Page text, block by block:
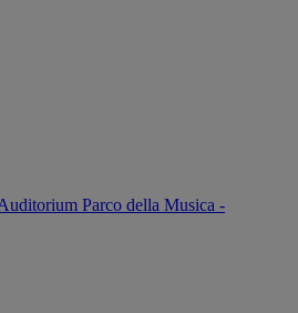
Parco della Musica -